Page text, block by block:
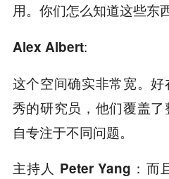
用。你们怎么知道这些东
Alex Albert:
这个空间确实非常宽。
秀的研究员，他们覆盖
自专注于不同问题。
主持人 Peter Yang：而